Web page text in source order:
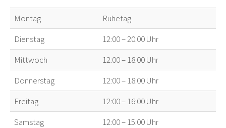
Montag
Ruhetag
Dienstag
12:00 – 20:00 Uhr
Mittwoch
12:00 – 18:00 Uhr
Donnerstag
12:00 – 18:00 Uhr
Freitag
12:00 – 16:00 Uhr
Samstag
12:00 – 15:00 Uhr